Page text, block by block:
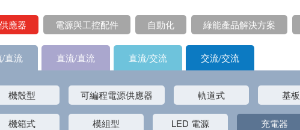
應器 電源與工控配件 自動化 綠能產品解決方案
直流 直流/直流 直流/交流 交流/交流
機殼型 可編程電源供應器 軌道式 基
機箱式 模組型 LED 電源 充電器